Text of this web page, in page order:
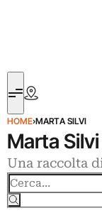
HOME›MARTA SILVI
Marta Silvi
Una raccolta